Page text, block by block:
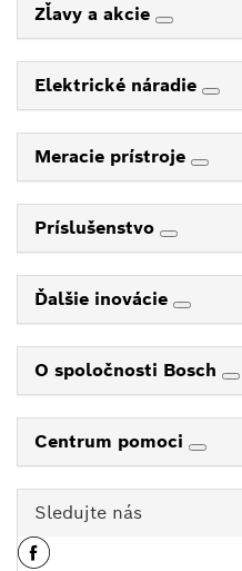
Zľavy a akcie
Elektrické náradie
Meracie prístroje
Príslušenstvo
Ďalšie inovácie
O spoločnosti Bosch
Centrum pomoci
Sledujte nás